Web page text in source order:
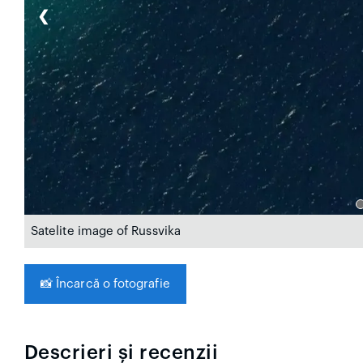
❮
Satelite image of Russvika
📸 Încarcă o fotografie
Descrieri și recenzii